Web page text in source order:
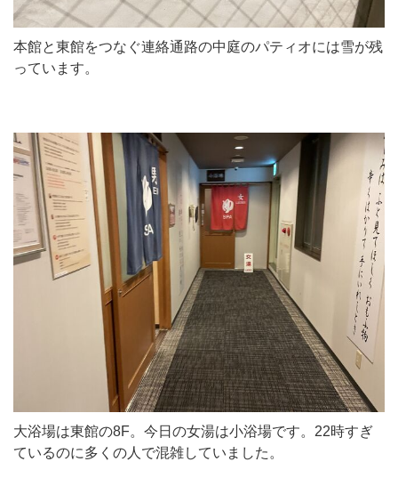
本館と東館をつなぐ連絡通路の中庭のパティオには雪が残
っています。
大浴場は東館の8F。今日の女湯は小浴場です。22時すぎ
ているのに多くの人で混雑していました。